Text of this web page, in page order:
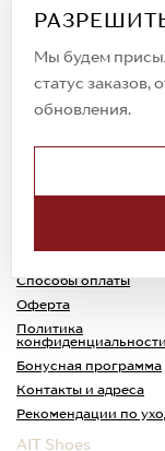
Мы будем
статус заказов,
обновления.
Всегда будьте
© 2023. AIT
Все права
Доставка
Способы оплаты
Оферта
Политика
конфиденциальности
Бонусная программа
Контакты и адреса
Рекомендации по
AIT Shoes